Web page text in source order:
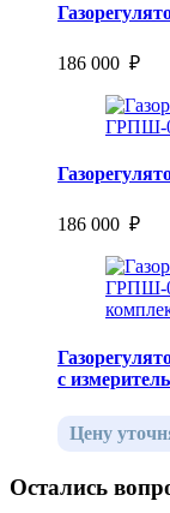
186 000 ₽
186 000 ₽
с
Цену
Остались